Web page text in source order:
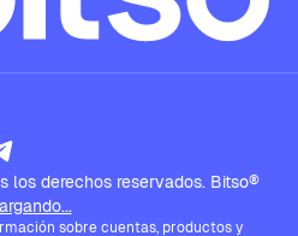
los derechos reservados. Bitso®
sobre cuentas, productos y